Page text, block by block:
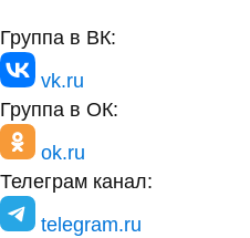
Группа в ВК:
vk.ru
Группа в ОК:
ok.ru
Телеграм канал:
telegram.ru